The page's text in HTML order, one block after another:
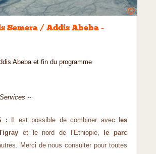
©
Semera / Addis Abeba -
Abeba et fin du programme
--
: Il est possible de combiner avec l es
et le nord de l’Ethiopie,
le parc
Merci de nous consulter pour toutes